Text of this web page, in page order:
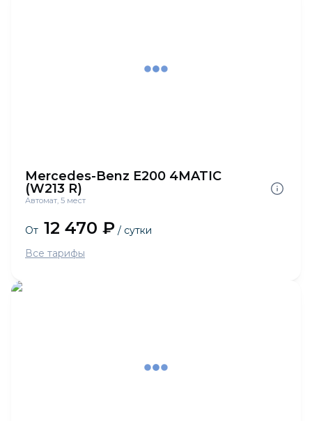
Mercedes-Benz E200 4MATIC
(W213 R)
Автомат, 5 мест
От 12 470 ₽ / сутки
Все тарифы